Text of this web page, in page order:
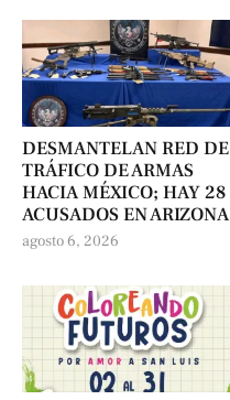
DESMANTELAN RED DE
TRÁFICO DE ARMAS
HACIA MÉXICO; HAY 28
ACUSADOS EN ARIZONA
agosto 6, 2026